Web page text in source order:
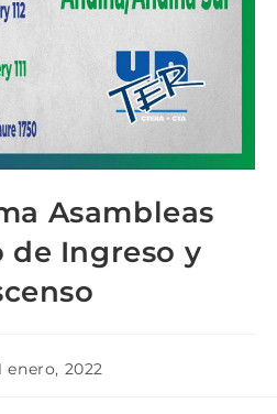
Asambleas
de Ingreso y
enero, 2022